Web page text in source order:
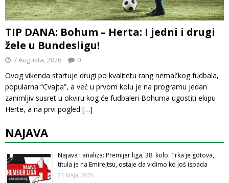
TIP DANA: Bohum – Herta: I jedni i drugi
žele u Bundesligu!
7 Augusta, 2026 0
Ovog vikenda startuje drugi po kvalitetu rang nemačkog fudbala,
popularna “Cvajta”, a već u prvom kolu je na programu jedan
zanimljiv susret u okviru kog će fudbaleri Bohuma ugostiti ekipu
Herte, a na prvi pogled […]
NAJAVA
Najava i analiza: Premijer liga, 38. kolo: Trka je gotova,
titula je na Emirejtsu, ostaje da vidimo ko još ispada
23 Maja, 2026